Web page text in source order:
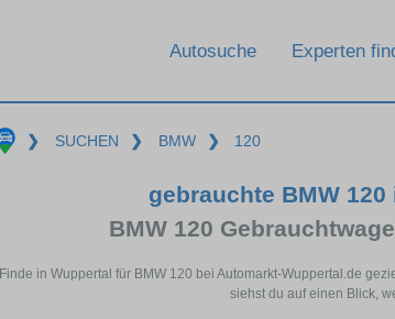
Autosuche Experten
❯ SUCHEN ❯ BMW ❯ 120
gebrauchte BMW
BMW 120
Finde in Wuppertal für BMW 120 bei Automarkt-Wuppertal.de
siehst du auf einen Blick,